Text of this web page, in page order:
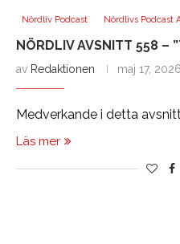
Nördliv Podcast Nördlivs Podcast
NÖRDLIV AVSNITT 558 –
av Redaktionen maj 17, 2026
Medverkande i detta
Läs mer